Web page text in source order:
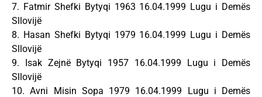
7. Fatmir Shefki Bytyqi 1963 16.04.1999 Lugu i Demës
Sllovijë
8. Hasan Shefki Bytyqi 1979 16.04.1999 Lugu i Demës
Sllovijë
9. Isak Zejnë Bytyqi 1957 16.04.1999 Lugu i Demës
Sllovijë
10. Avni Misin Sopa 1979 16.04.1999 Lugu i Demës